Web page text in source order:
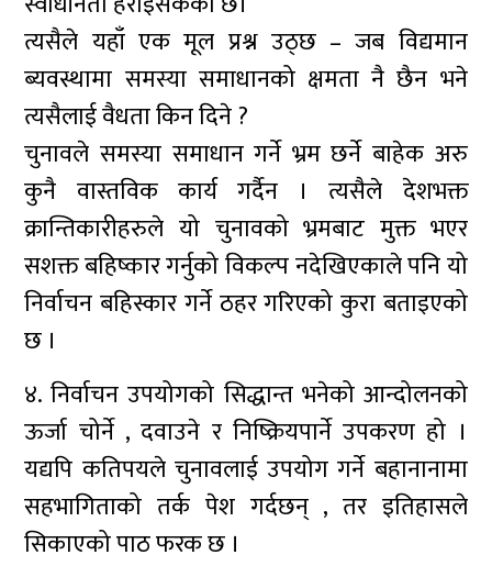
त्यसैले यहाँ एक मूल प्रश्न उठ्छ – जब विद्यमान
ब्यवस्थामा समस्या समाधानको क्षमता नै छैन भने
त्यसैलाई वैधता किन दिने ?
चुनावले समस्या समाधान गर्ने भ्रम छर्ने बाहेक अरु
कुनै वास्तविक कार्य गर्दैन । त्यसैले देशभक्त
क्रान्तिकारीहरुले यो चुनावको भ्रमबाट मुक्त भएर
सशक्त बहिष्कार गर्नुको विकल्प नदेखिएकाले पनि यो
निर्वाचन बहिस्कार गर्ने ठहर गरिएको कुरा बताइएको
छ ।
४. निर्वाचन उपयोगको सिद्धान्त भनेको आन्दोलनको
ऊर्जा चोर्ने , दवाउने र निष्क्रियपार्ने उपकरण हो ।
यद्यपि कतिपयले चुनावलाई उपयोग गर्ने बहानानामा
सहभागिताको तर्क पेश गर्दछन् , तर इतिहासले
सिकाएको पाठ फरक छ ।